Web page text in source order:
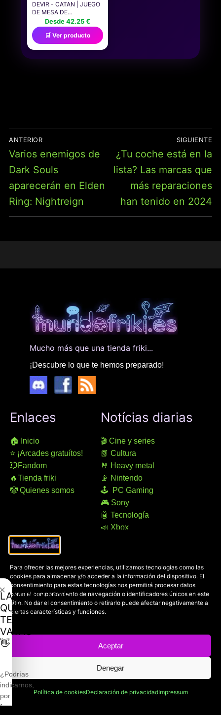
Para ofrecer las mejores experiencias, utilizamos tecnologías como las
cookies para almacenar y/o acceder a la información del dispositivo. El
consentimiento para estas tecnologías nos permitirá procesar datos
como el comportamiento de navegación o identificadores únicos en este
sitio. No dar el consentimiento o retirarlo puede afectar negativamente a
ciertas características y funciones.
Aceptar
Denegar
Política de cookiesDeclaración de privacidadImpressum
DEVIR - CATAN | JUEGO
DE MESA DE
ESTRATEGIA Y
COMERCIO, 3-4
JUGADORES, JUEGO
CLÁSICO FAMILIAR Y
CON AMIGOS,
RECURSOS Y
Desde 42.25 €
🛒 Ver producto
NAVEGACIÓN
DE
ENTRADAS
ANTERIOR
Entrada
anterior:
Varios enemigos de
Dark Souls
aparecerán en Elden
Ring: Nightreign
SIGUIENTE
Entrada
siguiente:
¿Tu coche está en la
lista? Las marcas que
más reparaciones
han tenido en 2024
Mucho más que una tienda friki...
¡Descubre lo que te hemos preparado!
Enlaces
🏠 Inicio
⭐ ¡Arcades gratuítos!
💥Fandom
🔥Tienda friki
🤡 Quienes somos
Notícias diarias
🎬 Cine y series
📗 Cultura
🤘 Heavy metal
📡 Nintendo
🕹 PC Gaming
🎮 Sony
🤖 Tecnología
📣 Xbox
Contacto
Dirección:
100% online
Manresa (08241), Barcelona
Chat Whatsapp (solo texto):
+34 689 800 662
contacto@mundofriki.es
Aviso legal
Accesibilidad
Devoluciones
LAMENTAMOS
QUE
TE
VAYAS
👋
¿Podrías
indicarnos,
por
favor,